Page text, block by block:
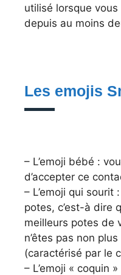
utilisé lorsque
depuis au moins
Les emojis
– L’emoji bébé :
d’accepter ce
– L’emoji qui
potes, c’est-à dire
meilleurs potes de
n’êtes pas non
(caractérisé par le
– L’emoji « coquin